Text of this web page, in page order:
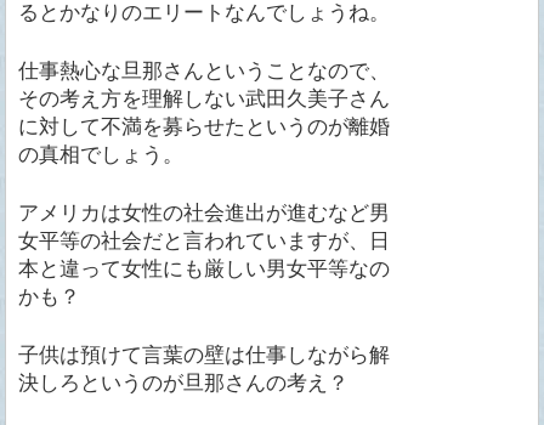
るとかなりのエリートなんでしょうね。
仕事熱心な旦那さんということなので、
その考え方を理解しない武田久美子さん
に対して不満を募らせたというのが離婚
の真相でしょう。
アメリカは女性の社会進出が進むなど男
女平等の社会だと言われていますが、日
本と違って女性にも厳しい男女平等なの
かも？
子供は預けて言葉の壁は仕事しながら解
決しろというのが旦那さんの考え？